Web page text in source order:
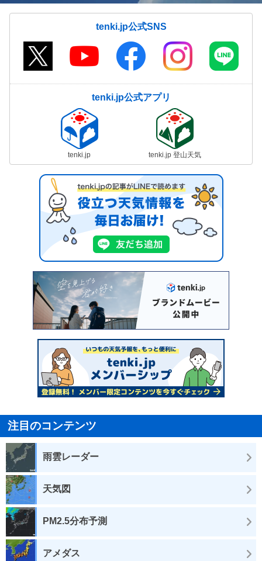
tenki.jp公式SNS
tenki.jp公式アプリ
tenki.jp tenki.jp 登山天気
注目のコンテンツ
雨雲レーダー
天気図
PM2.5分布予測
アメダス